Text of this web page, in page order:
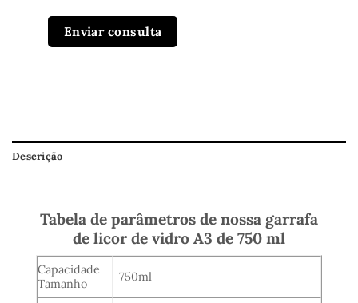
Enviar consulta
Descrição
Tabela de parâmetros de nossa garrafa
de licor de vidro A3 de 750 ml
Capacidade
Tamanho
750ml